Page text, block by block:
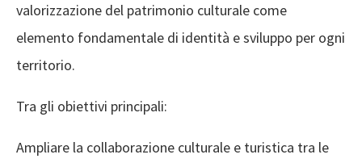
valorizzazione del patrimonio culturale come
elemento fondamentale di identità e sviluppo per ogni
territorio.
Tra gli obiettivi principali:
Ampliare la collaborazione culturale e turistica tra le